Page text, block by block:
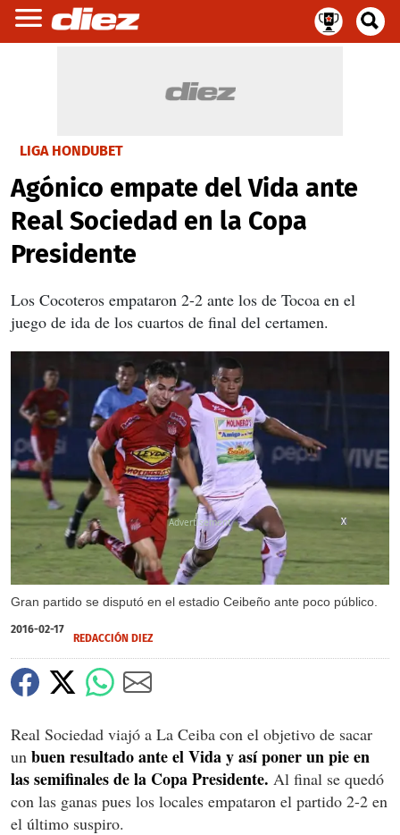
LIGA HONDUBET
Agónico empate del Vida ante
Real Sociedad en la Copa
Presidente
Los Cocoteros empataron 2-2 ante los de Tocoa en el
juego de ida de los cuartos de final del certamen.
Gran partido se disputó en el estadio Ceibeño ante poco público.
X
X
2016-02-17
REDACCIÓN DIEZ
Real Sociedad viajó a La Ceiba con el objetivo de sacar
un buen resultado ante el Vida y así poner un pie en
las semifinales de la Copa Presidente. Al final se quedó
con las ganas pues los locales empataron el partido 2-2 en
el último suspiro.